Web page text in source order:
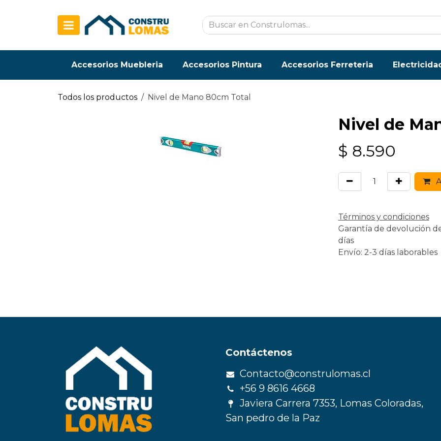
Accesorios Muebleria Accesorios Pintura Accesorios Ferreteria
Todos los productos Nivel de Mano 80cm Total
Nivel de
$ 8.590
Términos y condiciones
Garantía de devolución
días
Envío: 2-3 días laborables
Contáctenos
Contacto@construlomas.cl
+56 9 8616 4668
Javiera Carrera 7353, Lomas Coloradas,
San pedro de la Paz